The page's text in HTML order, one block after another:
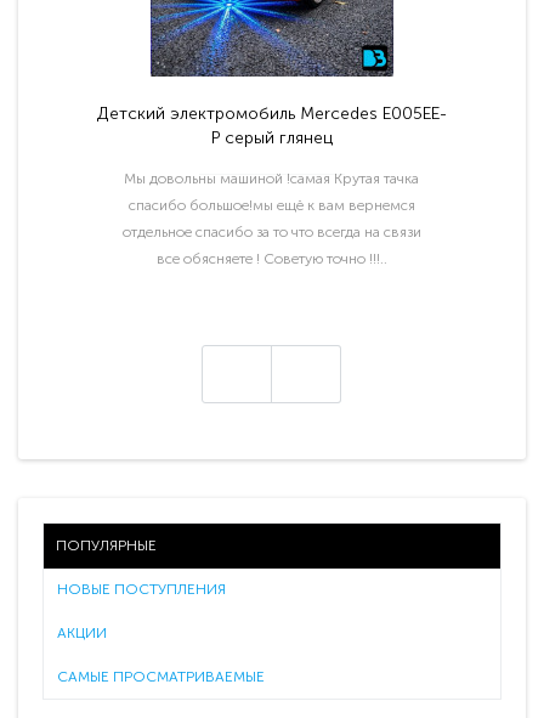
Детский электромобиль Mercedes E005EE-
P серый глянец
Мы довольны машиной !самая Крутая тачка
спасибо большое!мы ещё к вам вернемся
отдельное спасибо за то что всегда на связи
все обясняете ! Советую точно !!!..
ПОПУЛЯРНЫЕ
НОВЫЕ ПОСТУПЛЕНИЯ
АКЦИИ
САМЫЕ ПРОСМАТРИВАЕМЫЕ